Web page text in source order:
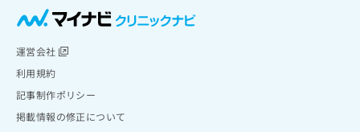
運営会社
利用規約
記事制作ポリシー
掲載情報の修正について